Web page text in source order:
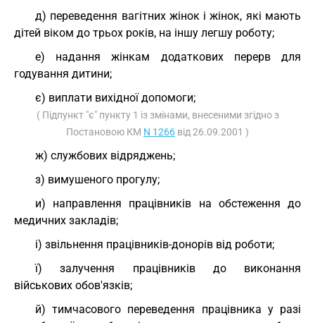
д) переведення вагітних жінок і жінок, які мають
дітей віком до трьох років, на іншу легшу роботу;
е) надання жінкам додаткових перерв для
годування дитини;
є) виплати вихідної допомоги;
( Підпункт "є" пункту 1 із змінами, внесеними згідно з
Постановою КМ N 1266 від 26.09.2001 )
ж) службових відряджень;
з) вимушеного прогулу;
и) направлення працівників на обстеження до
медичних закладів;
і) звільнення працівників-донорів від роботи;
ї) залучення працівників до виконання
військових обов'язків;
й) тимчасового переведення працівника у разі